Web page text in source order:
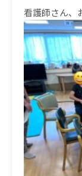
看護師さん、